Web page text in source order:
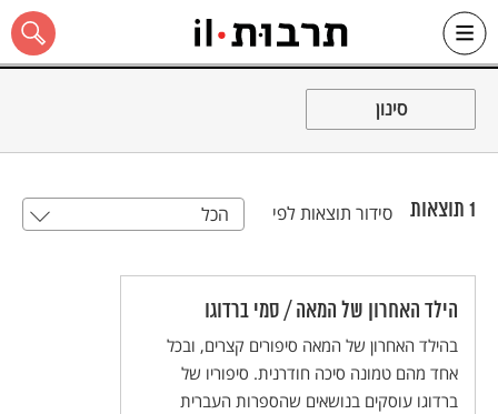
Skip
כל האתר
סינון
1 תוצאות סידור תוצאות לפי הכל
הילד האחרון של המאה / סמי ברדוגו
בהילד האחרון של המאה סיפורים קצרים, ובכל
אחד מהם טמונה סיכה חודרנית. סיפוריו של
ברדוגו עוסקים בנושאים שהספרות העברית